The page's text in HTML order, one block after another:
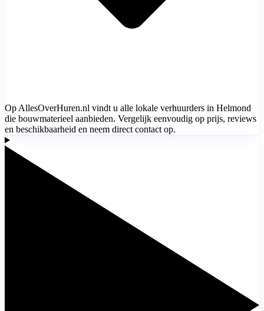
Op AllesOverHuren.nl vindt u alle lokale verhuurders in Helmond
die bouwmaterieel aanbieden. Vergelijk eenvoudig op prijs, reviews
en beschikbaarheid en neem direct contact op.